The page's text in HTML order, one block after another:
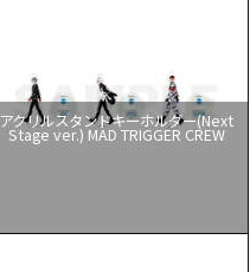
アクリルスタンドキーホルダー(Next
Stage ver.) MAD TRIGGER CREW